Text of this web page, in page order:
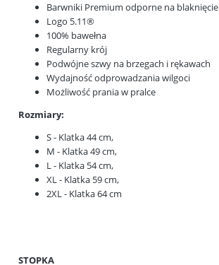
Barwniki Premium odporne na blaknięcie
Logo 5.11®
100% bawełna
Regularny krój
Podwójne szwy na brzegach i rękawach
Wydajność odprowadzania wilgoci
Możliwość prania w pralce
Rozmiary:
S - Klatka 44 cm,
M - Klatka 49 cm,
L - Klatka 54 cm,
XL - Klatka 59 cm,
2XL - Klatka 64 cm
STOPKA